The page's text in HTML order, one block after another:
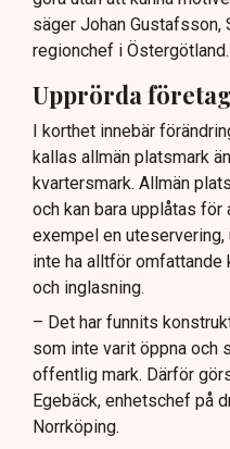
säger Johan Gustafsson,
regionchef i Östergötland.
Upprörda
I korthet innebär
kallas allmän platsmark
kvartersmark. Allmän
och kan bara upplåtas för
exempel en
inte ha alltför omfattande
och inglasning.
– Det har funnits
som inte varit öppna och
offentlig mark. Därför
Egebäck, enhetschef på
Norrköping.